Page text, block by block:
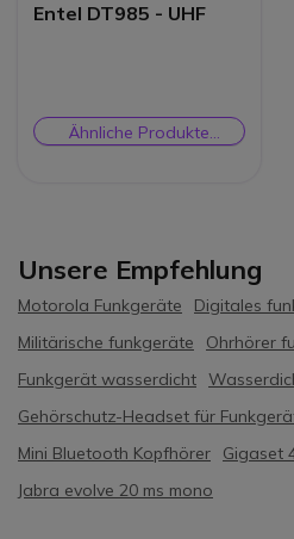
Entel DT985 - UHF
Ähnliche Produkte
prüfen
Unsere Empfehlung
Motorola Funkgeräte
Digitales
Militärische funkgeräte
Ohrhörer
Funkgerät wasserdicht
Gehörschutz-Headset für
Mini Bluetooth Kopfhörer
Gigaset
Jabra evolve 20 ms mono